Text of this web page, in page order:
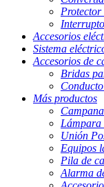
Accesorios
Sistema
Accesorios de
Bridas
Más productos
Campana
Lámpara
Unión
Equipos
Pila de
Alarma